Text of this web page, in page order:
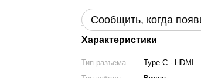
Сообщить, когда
Характеристики
Тип разъема
Type-C - HDMI